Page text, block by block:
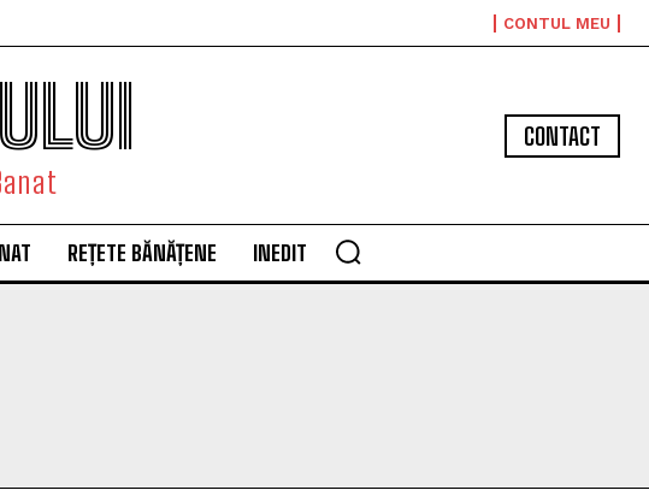
CONTUL MEU
CONTACT
REȚETE BĂNĂȚENE INEDIT